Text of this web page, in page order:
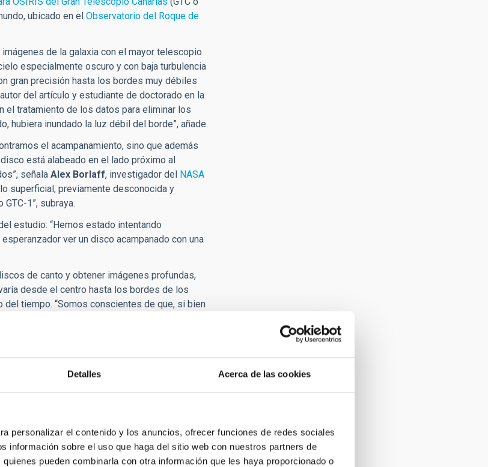
Detalles Acerca de las cookies
personalizar el contenido y los anuncios, ofrecer funciones de redes sociales
información sobre el uso que haga del sitio web con nuestros partners de
pueden combinarla con otra información que les haya proporcionado o
ubicado en el Observatorio del Roque de
de la galaxia con el mayor telescopio
especialmente oscuro y con baja turbulencia
gran precisión hasta los bordes muy débiles
del artículo y estudiante de doctorado en la
el tratamiento de los datos para eliminar los
hubiera inundado la luz débil del borde”, añade.
el acampanamiento, sino que además
está alabeado en el lado próximo al
señala Alex Borlaff, investigador del NASA
superficial, previamente desconocida y
1”, subraya.
estudio: “Hemos estado intentando
ver un disco acampanado con una
de canto y obtener imágenes profundas,
desde el centro hasta los bordes de los
tiempo. “Somos conscientes de que, si bien
trabajo para tener un impacto real en el
Fuentes.
The Ultra-thin Galaxy UGC 11859”. The